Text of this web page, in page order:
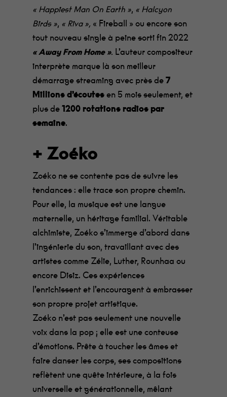
« Happiest Man On Earth », « Halcyon
Birds », « Riva », « Fireball » ou encore son
tout nouveau single à peine sorti fin 2022
« Away From Home ». L’auteur compositeur
interprète marque là son meilleur
démarrage streaming avec près de7
Millions d’écoutes en 5 mois seulement, et
plus de1200 rotations radios par
semaine.
+ Zoéko
Zoéko ne se contente pas de suivre les
tendances : elle trace son propre chemin.
Pour elle, la musique est une langue
maternelle, un héritage familial. Véritable
alchimiste, Zoéko s’immerge d’abord dans
l’ingénierie du son, travaillant avec des
artistes comme Zélie, Luther, Rounhaa ou
encore Disiz. Ces expériences
l’enrichissent et l’encouragent à embrasser
son propre projet artistique.
Zoéko n’est pas seulement une nouvelle
voix dans la pop ; elle est une conteuse
d’émotions. Prête à toucher les âmes et
faire danser les corps, ses compositions
reflètent une quête intérieure, à la fois
universelle et générationnelle, mêlant